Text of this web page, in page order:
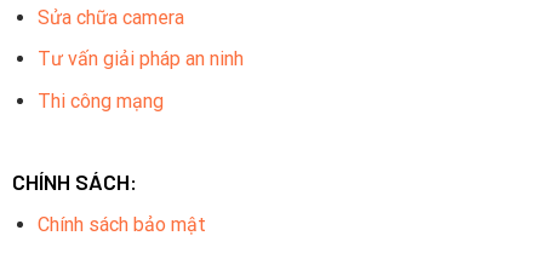
Sửa chữa camera
Tư vấn giải pháp an ninh
Thi công mạng
CHÍNH SÁCH:
Chính sách bảo mật